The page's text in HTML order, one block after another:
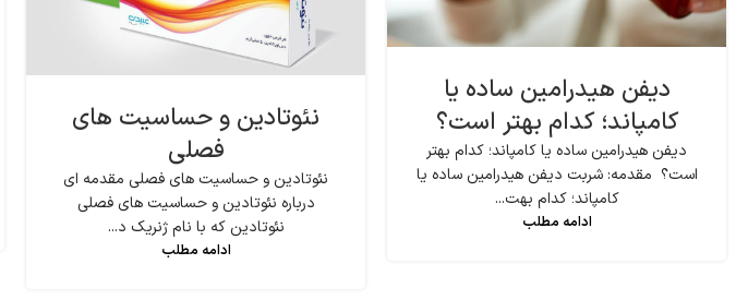
دیفن هیدرامین ساده یا
کامپاند؛ کدام بهتر است؟
دیفن هیدرامین ساده یا کامپاند؛ کدام بهتر
است؟ مقدمه: شربت دیفن هیدرامین ساده یا
کامپاند؛ کدام بهت...
ادامه مطلب
نئوتادین و حساسیت های
فصلی
نئوتادین و حساسیت های فصلی مقدمه ای
درباره نئوتادین و حساسیت های فصلی
نئوتادین که با نام ژنریک د...
ادامه مطلب